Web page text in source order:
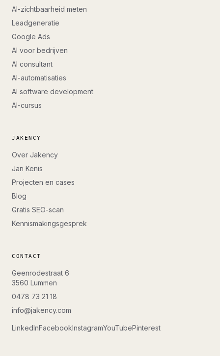
AI-zichtbaarheid meten
Leadgeneratie
Google Ads
AI voor bedrijven
AI consultant
AI-automatisaties
AI software development
AI-cursus
JAKENCY
Over Jakency
Jan Kenis
Projecten en cases
Blog
Gratis SEO-scan
Kennismakingsgesprek
CONTACT
Geenrodestraat 6
3560 Lummen
0478 73 21 18
info@jakency.com
LinkedInFacebookInstagramYouTubePinterest